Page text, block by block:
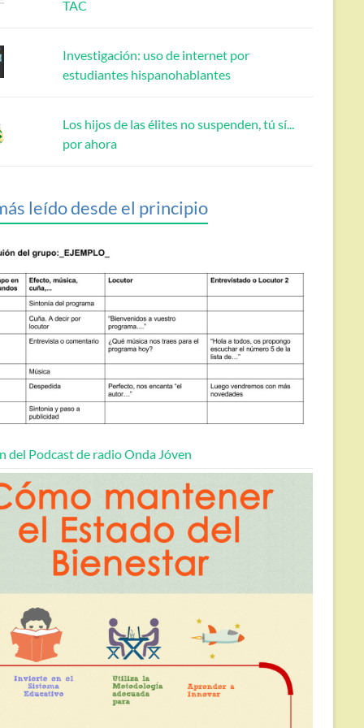
TAC
Investigación: uso de internet por
estudiantes hispanohablantes
Los hijos de las élites no suspenden, tú sí...
por ahora
leído desde el principio
del Podcast de radio Onda Jóven